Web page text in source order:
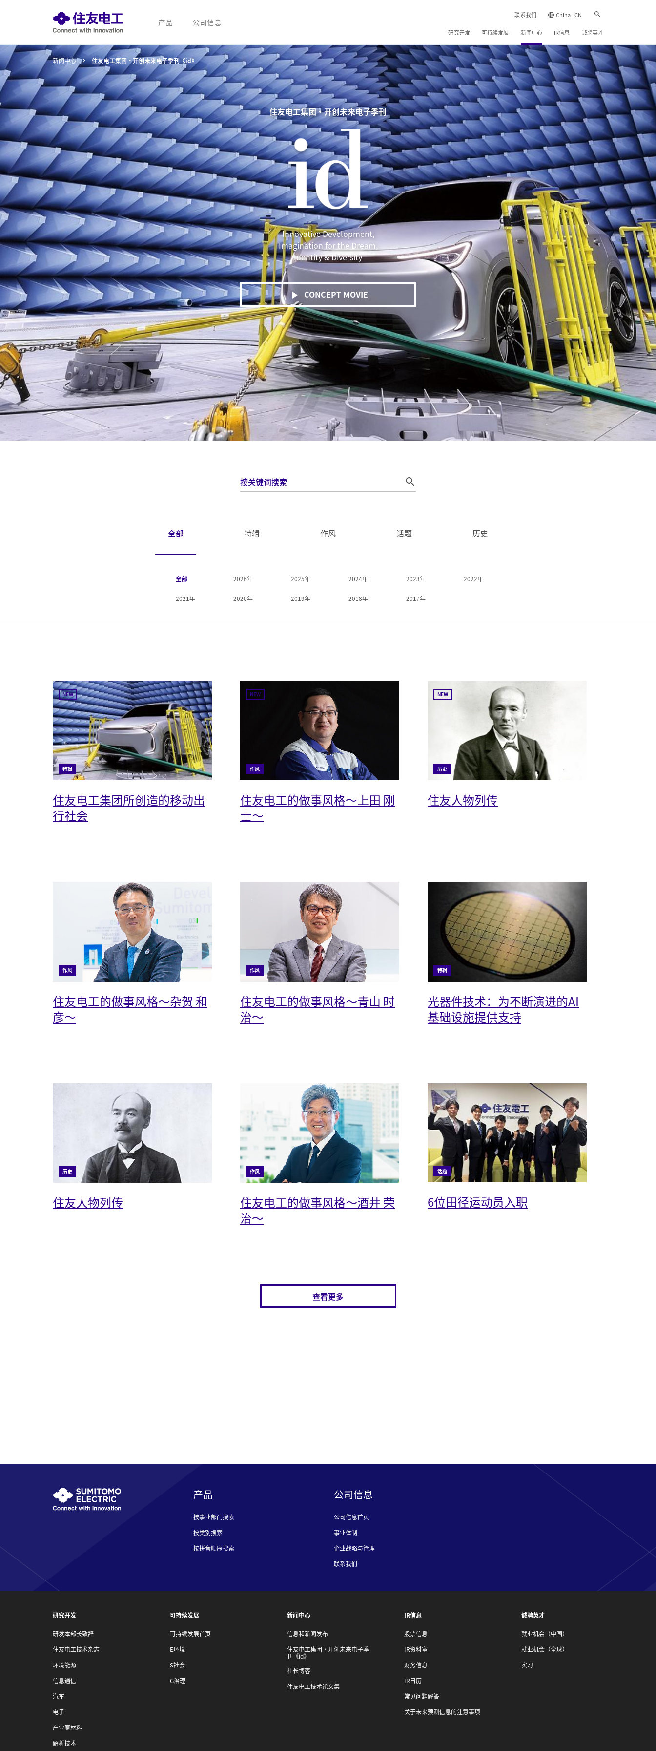
产品 公司信息
联系我们 China | CN
研究开发 可持续发展 新闻中心 IR信息 诚聘英才
新闻中心 住友电工集团・开创未来电子季刊《id》
住友电工集团・开创未来电子季刊
Innovative Development,
Imagination for the Dream,
Identity & Diversity
CONCEPT MOVIE
全部 特辑 作风 话题 历史
全部 2026年 2025年 2024年 2023年 2022年
2021年 2020年 2019年 2018年 2017年
特辑
NEW
住友电工集团所创造的移动出
行社会
作风
NEW
住友电工的做事风格～上田 刚
士～
历史
NEW
住友人物列传
作风
住友电工的做事风格～杂贺 和
彦～
作风
住友电工的做事风格～青山 时
治～
特辑
光器件技术：为不断演进的AI
基础设施提供支持
历史
住友人物列传
作风
住友电工的做事风格～酒井 荣
治～
话题
6位田径运动员入职
查看更多
产品
按事业部门搜索
按类别搜索
按拼音顺序搜索
公司信息
公司信息首页
事业体制
企业战略与管理
联系我们
研究开发
研发本部长致辞
住友电工技术杂志
环境能源
信息通信
汽车
电子
产业原材料
解析技术
可持续发展
可持续发展首页
E环境
S社会
G治理
新闻中心
信息和新闻发布
住友电工集团・开创未来电子季
刊《id》
社长博客
住友电工技术论文集
IR信息
股票信息
IR资料室
财务信息
IR日历
常见问题解答
关于未来预测信息的注意事项
诚聘英才
就业机会（中国）
就业机会（全球）
实习